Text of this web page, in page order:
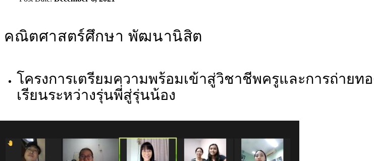
คณิตศาสตร์ศึกษา พัฒนานิสิต
โครงการเตรียมความพร้อมเข้าสู่วิชาชีพครูและการถ่าย
เรียนระหว่างรุ่นพี่สู่รุ่นน้อง